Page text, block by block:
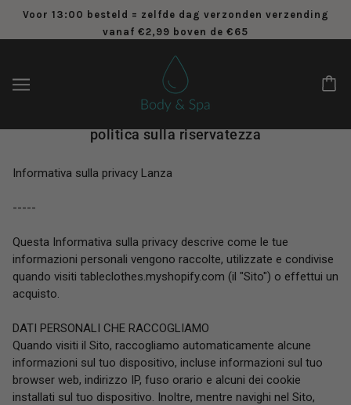
Voor 13:00 besteld = zelfde dag verzonden verzending
vanaf €2,99 boven de €65
politica sulla riservatezza
Informativa sulla privacy Lanza
-----
Questa Informativa sulla privacy descrive come le tue
informazioni personali vengono raccolte, utilizzate e condivise
quando visiti tableclothes.myshopify.com (il "Sito") o effettui un
acquisto.
DATI PERSONALI CHE RACCOGLIAMO
Quando visiti il Sito, raccogliamo automaticamente alcune
informazioni sul tuo dispositivo, incluse informazioni sul tuo
browser web, indirizzo IP, fuso orario e alcuni dei cookie
installati sul tuo dispositivo. Inoltre, mentre navighi nel Sito,